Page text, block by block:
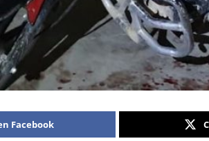
Facebook